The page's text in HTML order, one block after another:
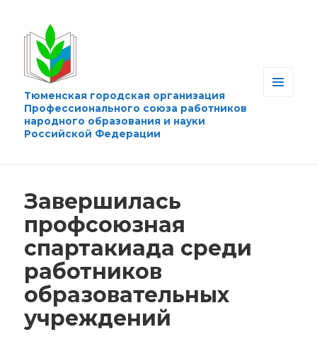
Тюменская городская организация
Профессионального союза работников
народного образования и науки
Российской Федерации
Завершилась
профсоюзная
спартакиада среди
работников
образовательных
учреждений